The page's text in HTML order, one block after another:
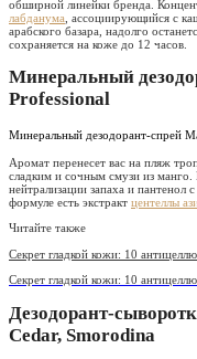
обширной линейки бренда.
лабданума , ассоциирующийся с
арабского базара, надолго
сохраняется на коже до 12 часов.
Минеральный
Professional
Минеральный дезодорант-спрей
Аромат перенесет вас на пляж
сладким и сочным смузи из
нейтрализации запаха и пантенол
формуле есть экстракт центеллы
Читайте также
Секрет гладкой кожи: 10
Секрет гладкой кожи: 10
Дезодорант-
Cedar, Smorodina